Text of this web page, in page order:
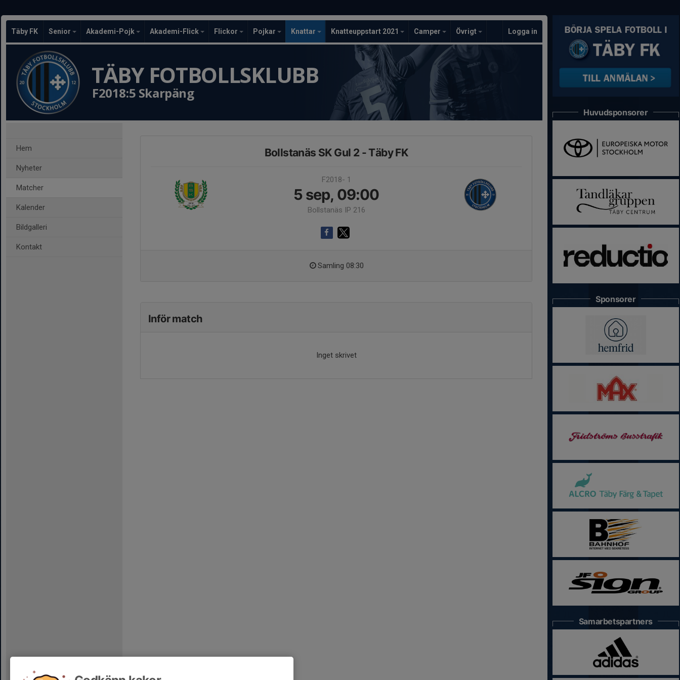
Täby FK Senior Akademi-Pojk Akademi-Flick Flickor Pojkar Knattar Knatteuppstart 2021 Camper Övrigt Logga in
TÄBY FOTBOLLSKLUBB
F2018:5 Skarpäng
Hem
Nyheter
Matcher
Kalender
Bildgalleri
Kontakt
Bollstanäs SK Gul 2 - Täby FK
F2018- 1
5 sep, 09:00
Bollstanäs IP 216
Samling 08:30
Inför match
Inget skrivet
Huvudsponsorer
Sponsorer
Samarbetspartners